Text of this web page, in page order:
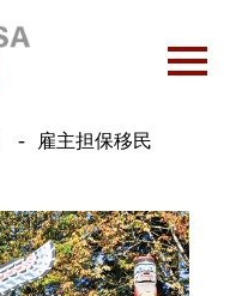
雇主担保移民